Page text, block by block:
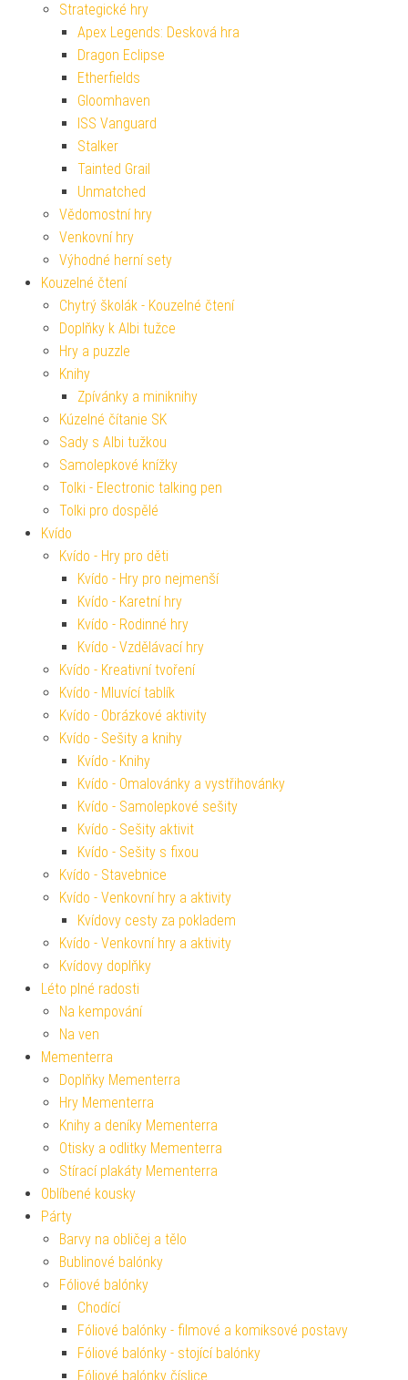
Strategické hry
Apex Legends: Desková hra
Dragon Eclipse
Etherfields
Gloomhaven
ISS Vanguard
Stalker
Tainted Grail
Unmatched
Vědomostní hry
Venkovní hry
Výhodné herní sety
Kouzelné čtení
Chytrý školák - Kouzelné čtení
Doplňky k Albi tužce
Hry a puzzle
Knihy
Zpívánky a miniknihy
Kúzelné čítanie SK
Sady s Albi tužkou
Samolepkové knížky
Tolki - Electronic talking pen
Tolki pro dospělé
Kvído
Kvído - Hry pro děti
Kvído - Hry pro nejmenší
Kvído - Karetní hry
Kvído - Rodinné hry
Kvído - Vzdělávací hry
Kvído - Kreativní tvoření
Kvído - Mluvící tablík
Kvído - Obrázkové aktivity
Kvído - Sešity a knihy
Kvído - Knihy
Kvído - Omalovánky a vystřihovánky
Kvído - Samolepkové sešity
Kvído - Sešity aktivit
Kvído - Sešity s fixou
Kvído - Stavebnice
Kvído - Venkovní hry a aktivity
Kvídovy cesty za pokladem
Kvído - Venkovní hry a aktivity
Kvídovy doplňky
Léto plné radosti
Na kempování
Na ven
Mementerra
Doplňky Mementerra
Hry Mementerra
Knihy a deníky Mementerra
Otisky a odlitky Mementerra
Stírací plakáty Mementerra
Oblíbené kousky
Párty
Barvy na obličej a tělo
Bublinové balónky
Fóliové balónky
Chodící
Fóliové balónky - filmové a komiksové postavy
Fóliové balónky - stojící balónky
Fóliové balónky číslice